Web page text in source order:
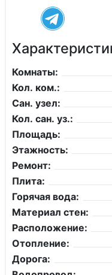
Комнаты:
Кол. ком.:
Сан. узел:
Кол. сан. уз.:
Площадь:
Этажность:
Ремонт:
Плита:
Горячая вода:
Материал стен:
Расположение:
Отопление:
Дорога: